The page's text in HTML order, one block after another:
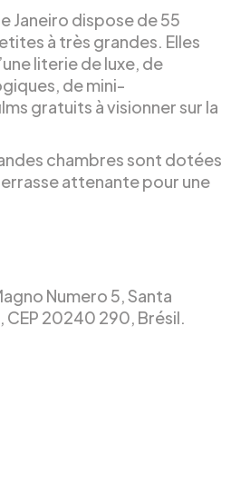
Janeiro dispose de 55
à très grandes. Elles
literie de luxe, de
de mini-
gratuits à visionner sur la
chambres sont dotées
attenante pour une
Numero 5, Santa
CEP 20240 290, Brésil.